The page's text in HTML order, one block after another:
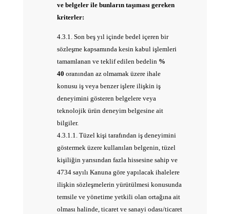
ve belgeler ile bunların taşıması gereken
kriterler:
4.3.1. Son beş yıl içinde bedel içeren bir
sözleşme kapsamında kesin kabul işlemleri
tamamlanan ve teklif edilen bedelin %
40 oranından az olmamak üzere ihale
konusu iş veya benzer işlere ilişkin iş
deneyimini gösteren belgelere veya
teknolojik ürün deneyim belgesine ait
bilgiler.
4.3.1.1. Tüzel kişi tarafından iş deneyimini
göstermek üzere kullanılan belgenin, tüzel
kişiliğin yarısından fazla hissesine sahip ve
4734 sayılı Kanuna göre yapılacak ihalelere
ilişkin sözleşmelerin yürütülmesi konusunda
temsile ve yönetime yetkili olan ortağına ait
olması halinde, ticaret ve sanayi odası/ticaret